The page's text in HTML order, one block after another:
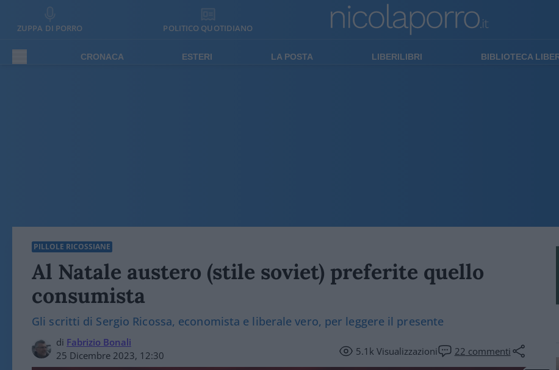
ZUPPA DI PORRO POLITICO QUOTIDIANO
CRONACA ESTERI LA POSTA LIBERILIBRI BIBLIOTECA
PILLOLE RICOSSIANE
Al Natale austero (stile soviet) preferite quello
consumista
Gli scritti di Sergio Ricossa, economista e liberale vero, per leggere il presente
di Fabrizio Bonali
25 Dicembre 2023, 12:30
5.1kVisualizzazioni 22 commenti